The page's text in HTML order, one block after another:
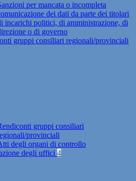
per mancata o incompleta
dei dati da parte dei titolari
incarichi politici, di amministrazione, di
o di governo
gruppi consiliari regionali/provinciali
gruppi consiliari
provinciali
degli organi di controllo
degli uffici 4